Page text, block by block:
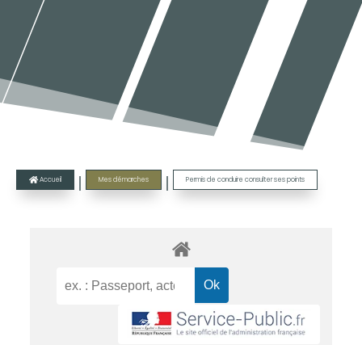
 Accueil | Mes démarches | Permis de conduire consulter ses points